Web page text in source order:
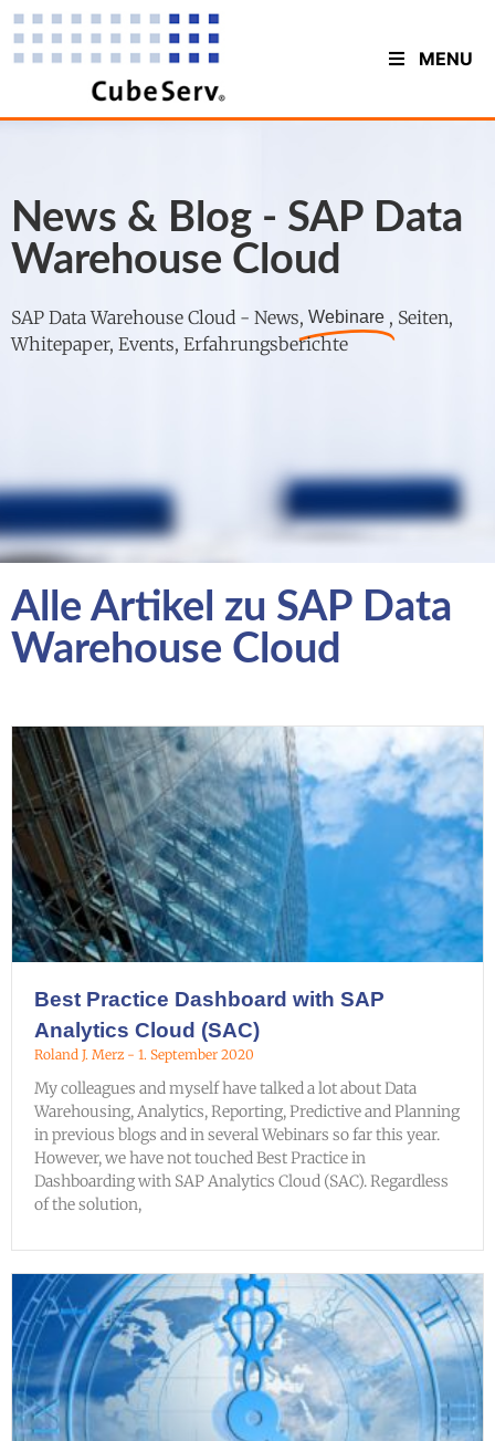
MENU
News & Blog - SAP Data
Warehouse Cloud
SAP Data Warehouse Cloud - News, Webinare , Seiten,
Whitepaper, Events, Erfahrungsberichte
Alle Artikel zu SAP Data
Warehouse Cloud
Best Practice Dashboard with SAP
Analytics Cloud (SAC)
Roland J. Merz 1. September 2020
My colleagues and myself have talked a lot about Data
Warehousing, Analytics, Reporting, Predictive and Planning
in previous blogs and in several Webinars so far this year.
However, we have not touched Best Practice in
Dashboarding with SAP Analytics Cloud (SAC). Regardless
of the solution,